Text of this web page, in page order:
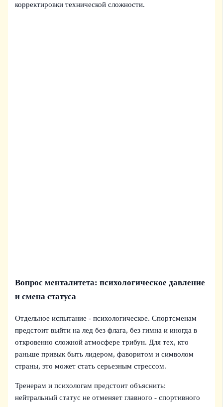
корректировки технической сложности.
Вопрос менталитета: психологическое давление
и смена статуса
Отдельное испытание - психологическое. Спортсменам
предстоит выйти на лед без флага, без гимна и иногда в
откровенно сложной атмосфере трибун. Для тех, кто
раньше привык быть лидером, фаворитом и символом
страны, это может стать серьезным стрессом.
Тренерам и психологам предстоит объяснить:
нейтральный статус не отменяет главного - спортивного